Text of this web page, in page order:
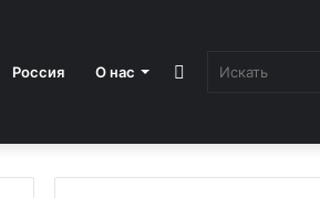
Россия О нас Sidebar